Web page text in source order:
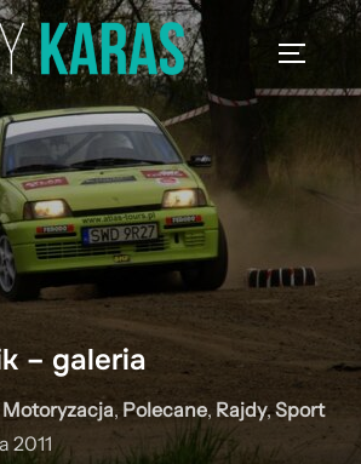
– galeria
Motoryzacja, Polecane, Rajdy,Sport
2011